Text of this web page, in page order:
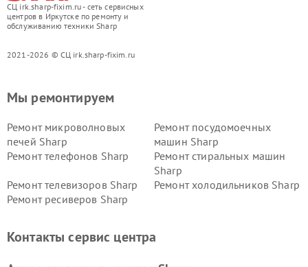
СЦ irk.sharp-fixim.ru - сеть сервисных
центров в Иркутске по ремонту и
обслуживанию техники Sharp
2021-2026 © СЦ irk.sharp-fixim.ru
Мы ремонтируем
Ремонт микроволновых
печей Sharp
Ремонт посудомоечных
машин Sharp
Ремонт телефонов Sharp
Ремонт стиральных машин
Sharp
Ремонт телевизоров Sharp
Ремонт холодильников Sharp
Ремонт ресиверов Sharp
Контакты сервис центра